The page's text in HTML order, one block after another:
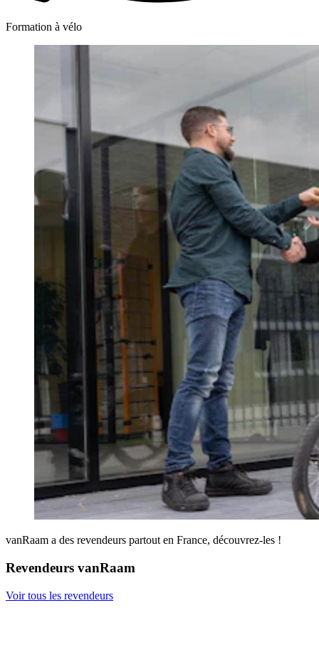
Formation à vélo
vanRaam a des revendeurs partout en France, découvrez-les !
Revendeurs vanRaam
Voir tous les revendeurs